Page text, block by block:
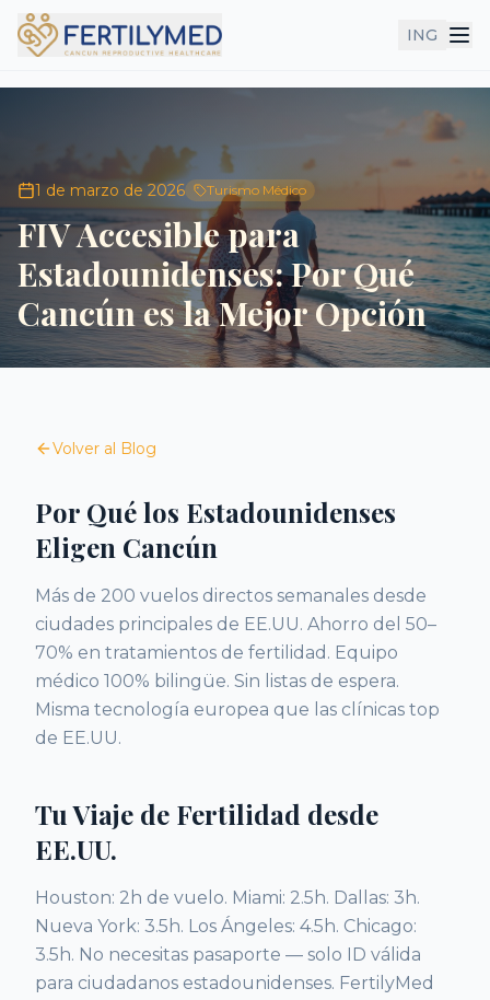
ING
1 de marzo de 2026 Turismo Médico
FIV Accesible para
Estadounidenses: Por Qué
Cancún es la Mejor Opción
Volver al Blog
Por Qué los Estadounidenses
Eligen Cancún
Más de 200 vuelos directos semanales desde
ciudades principales de EE.UU. Ahorro del 50–
70% en tratamientos de fertilidad. Equipo
médico 100% bilingüe. Sin listas de espera.
Misma tecnología europea que las clínicas top
de EE.UU.
Tu Viaje de Fertilidad desde
EE.UU.
Houston: 2h de vuelo. Miami: 2.5h. Dallas: 3h.
Nueva York: 3.5h. Los Ángeles: 4.5h. Chicago:
3.5h. No necesitas pasaporte — solo ID válida
para ciudadanos estadounidenses. FertilyMed